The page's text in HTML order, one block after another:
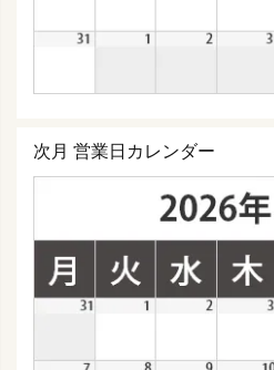
次月 営業日カレンダー